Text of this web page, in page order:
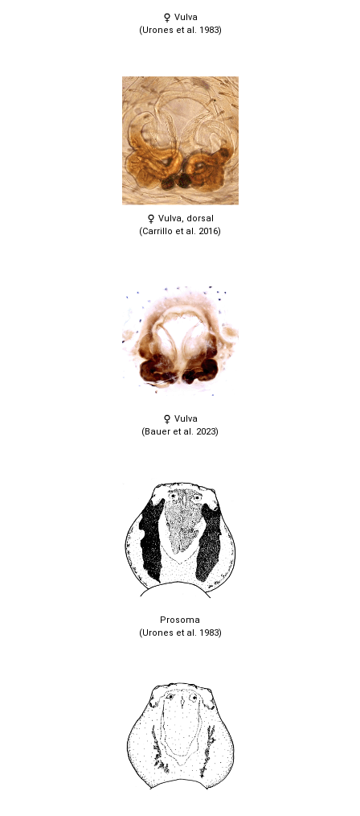
Vulva
(Urones et al. 1983)
Vulva, dorsal
(Carrillo et al. 2016)
Vulva
(Bauer et al. 2023)
Prosoma
(Urones et al. 1983)